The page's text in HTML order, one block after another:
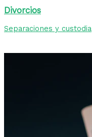
Divorcios
Separaciones y custodia